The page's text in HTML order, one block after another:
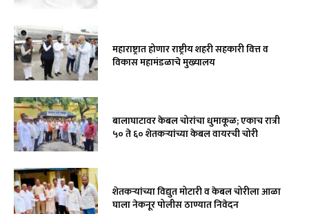
महाराष्ट्रात होणार राष्ट्रीय शहरी सहकारी वित्त व
विकास महामंडळाचे मुख्यालय
बालाघाटावर केबल चोरांचा धुमाकूळ; एकाच रात्री
५० ते ६० शेतकऱ्यांच्या केबल वायरची चोरी
शेतकऱ्यांच्या विद्युत मोटारी व केबल चोरीला आळा
घाला नेकनूर पोलीस ठाण्यात निवेदन